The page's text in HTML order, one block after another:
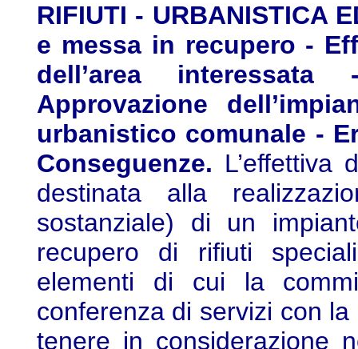
RIFIUTI - URBANISTICA
e messa in recupero -
dell’area
Approvazione
urbanistico comunale -
Conseguenze. L’effettiva
destinata alla
sostanziale) di un
recupero di rifiuti
elementi di cui la
conferenza di servizi con
tenere in considerazione